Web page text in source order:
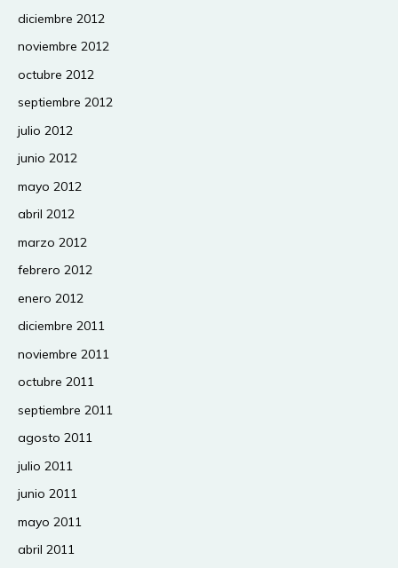
diciembre 2012
noviembre 2012
octubre 2012
septiembre 2012
julio 2012
junio 2012
mayo 2012
abril 2012
marzo 2012
febrero 2012
enero 2012
diciembre 2011
noviembre 2011
octubre 2011
septiembre 2011
agosto 2011
julio 2011
junio 2011
mayo 2011
abril 2011